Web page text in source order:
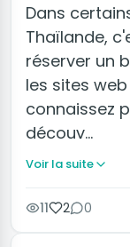
Dans
Thaïlande,
réserver un
les sites
connaissez
découv…
Voir la suite
11 2 0